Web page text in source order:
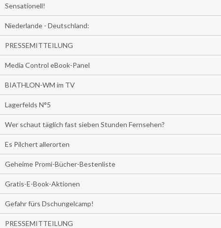
Sensationell!
Niederlande - Deutschland:
PRESSEMITTEILUNG
Media Control eBook-Panel
BIATHLON-WM im TV
Lagerfelds N°5
Wer schaut täglich fast sieben Stunden Fernsehen?
Es Pilchert allerorten
Geheime Promi-Bücher-Bestenliste
Gratis-E-Book-Aktionen
Gefahr fürs Dschungelcamp!
PRESSEMITTEILUNG